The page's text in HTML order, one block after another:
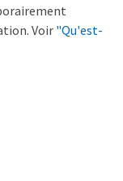
Voir "Qu'est-